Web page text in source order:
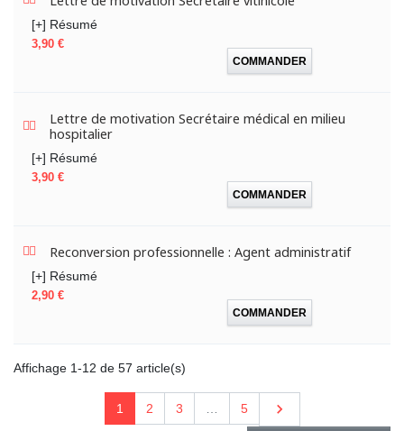
[+] Résumé
Prix
3,90 €
COMMANDER
Lettre de motivation Secrétaire médical en milieu
hospitalier
[+] Résumé
Prix
3,90 €
COMMANDER
Reconversion professionnelle : Agent administratif
[+] Résumé
Prix
2,90 €
COMMANDER
Affichage 1-12 de 57 article(s)
1 2 3 5 Suivant
